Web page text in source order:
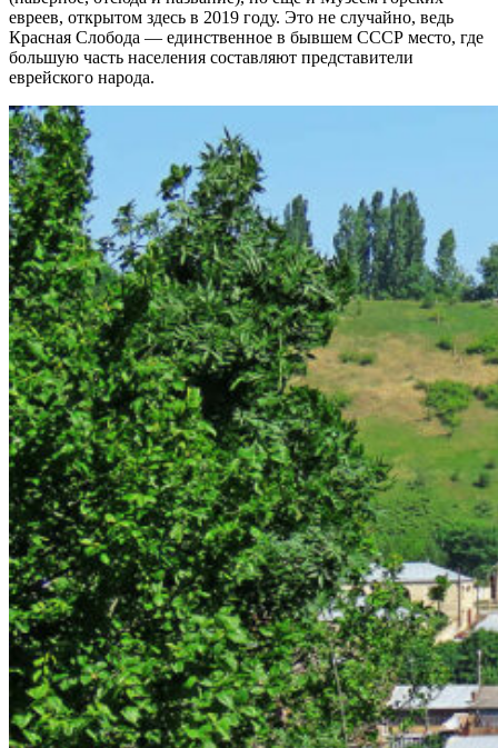
евреев, открытом здесь в 2019 году. Это не случайно, ведь
Красная Слобода — единственное в бывшем СССР место, где
большую часть населения составляют представители
еврейского народа.